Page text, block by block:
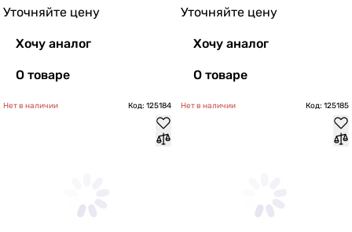
Уточняйте цену
Хочу аналог
О товаре
Уточняйте цену
Хочу аналог
О товаре
Нет в наличии Код: 125184 Нет в наличии Код: 125185